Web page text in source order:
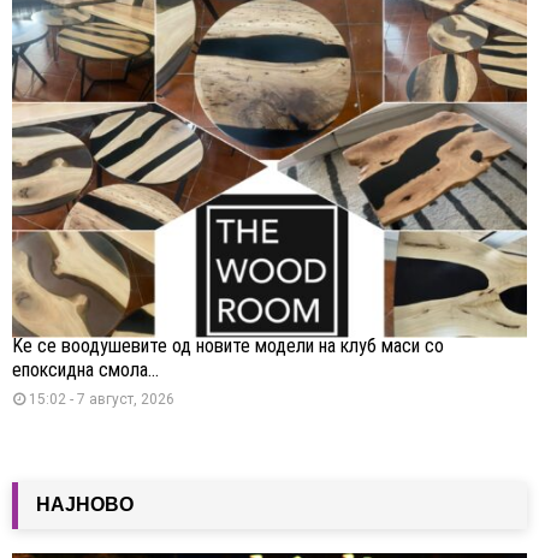
Ќе се воодушевите од новите модели на клуб маси со
епоксидна смола...
15:02 - 7 август, 2026
НАЈНОВО